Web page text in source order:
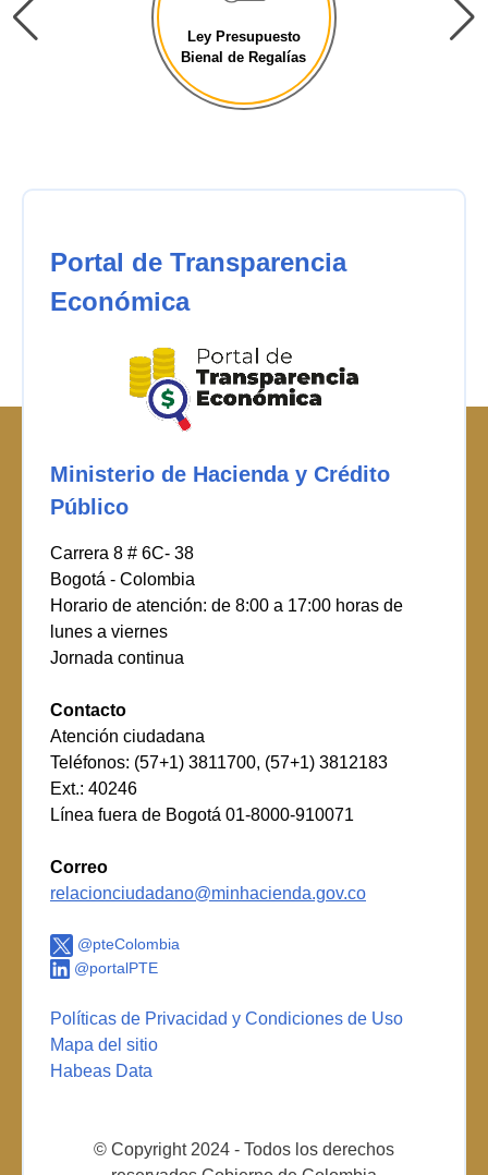
Ley Presupuesto
Bienal de Regalías
Portal de Transparencia
Económica
Ministerio de Hacienda y Crédito
Público
Carrera 8 # 6C- 38
Bogotá - Colombia
Horario de atención: de 8:00 a 17:00 horas de
lunes a viernes
Jornada continua
Contacto
Atención ciudadana
Teléfonos: (57+1) 3811700, (57+1) 3812183
Ext.: 40246
Línea fuera de Bogotá 01-8000-910071
Correo
relacionciudadano@minhacienda.gov.co
@pteColombia
@portalPTE
Políticas de Privacidad y Condiciones de Uso
Mapa del sitio
Habeas Data
© Copyright 2024 - Todos los derechos